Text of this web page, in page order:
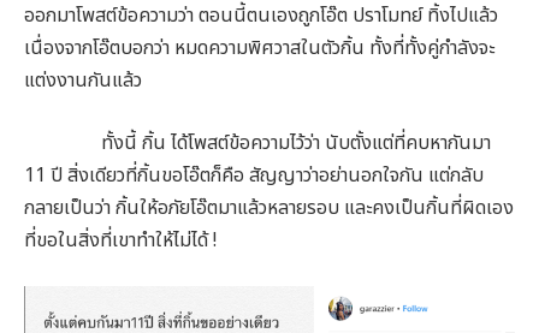
ออกมาโพสต์ข้อความว่า ตอนนี้ตนเองถูกโอ๊ต ปราโมทย์ ทิ้งไปแล้ว
เนื่องจากโอ๊ตบอกว่า หมดความพิศวาสในตัวกิ้น ทั้งที่ทั้งคู่กำลังจะ
แต่งงานกันแล้ว
ทั้งนี้ กิ้น ได้โพสต์ข้อความไว้ว่า นับตั้งแต่ที่คบหากันมา
11 ปี สิ่งเดียวที่กิ้นขอโอ๊ตก็คือ สัญญาว่าอย่านอกใจกัน แต่กลับ
กลายเป็นว่า กิ้นให้อภัยโอ๊ตมาแล้วหลายรอบ และคงเป็นกิ้นที่ผิดเอง
ที่ขอในสิ่งที่เขาทำให้ไม่ได้ !